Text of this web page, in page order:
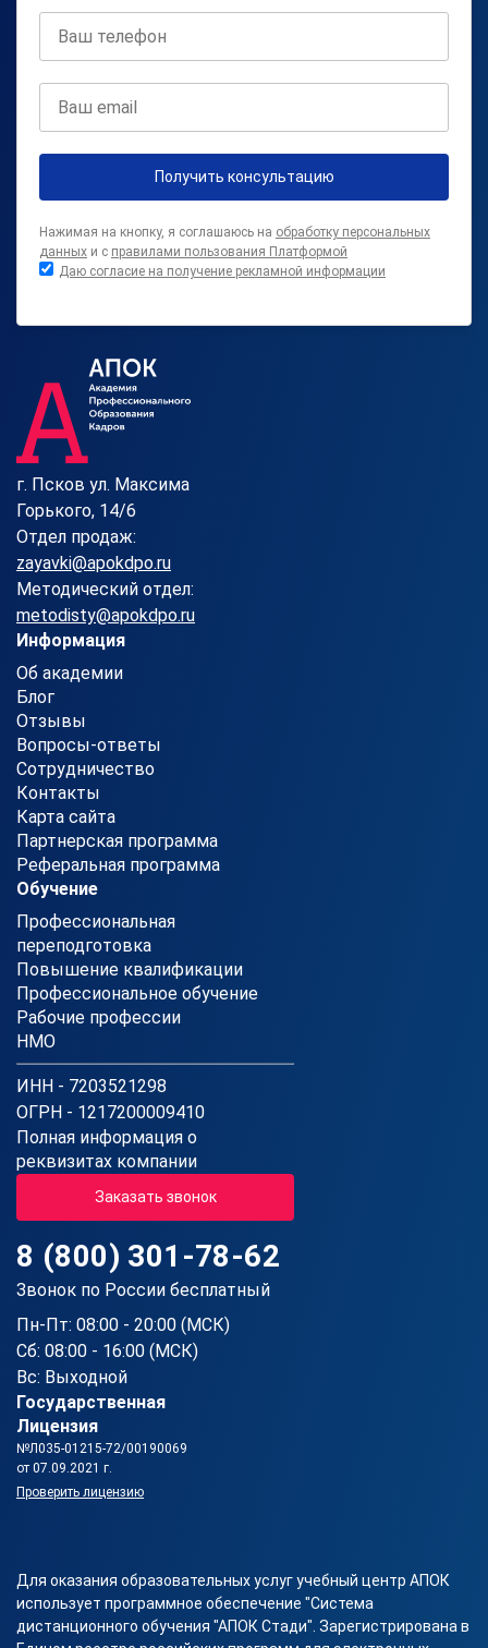
Получить консультацию
Нажимая на кнопку, я соглашаюсь на обработку персональных
данных и с правилами пользования Платформой
Даю согласие на получение рекламной информации
г. Псков ул. Максима
Горького, 14/6
Отдел продаж:
zayavki@apokdpo.ru
Методический отдел:
metodisty@apokdpo.ru
Информация
Об академии
Блог
Отзывы
Вопросы-ответы
Сотрудничество
Контакты
Карта сайта
Партнерская программа
Реферальная программа
Обучение
Профессиональная
переподготовка
Повышение квалификации
Профессиональное обучение
Рабочие профессии
НМО
ИНН - 7203521298
ОГРН - 1217200009410
Полная информация о
реквизитах компании
Заказать звонок
8 (800) 301-78-62
Звонок по России бесплатный
Пн-Пт: 08:00 - 20:00 (МСК)
Сб: 08:00 - 16:00 (МСК)
Вс: Выходной
Государственная
Лицензия
№Л035-01215-72/00190069
от 07.09.2021 г.
Проверить лицензию
Для оказания образовательных услуг учебный центр АПОК
использует программное обеспечение "Система
дистанционного обучения "АПОК Стади". Зарегистрирована в